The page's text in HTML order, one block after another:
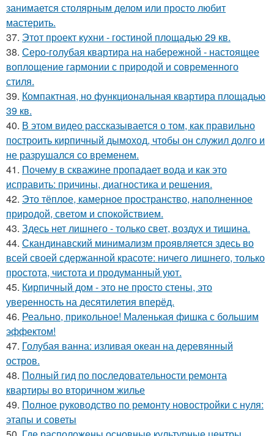
занимается столярным делом или просто любит
мастерить.
37. Этот проект кухни - гостиной площадью 29 кв.
38. Серо-голубая квартира на набережной - настоящее
воплощение гармонии с природой и современного
стиля.
39. Компактная, но функциональная квартира площадью
39 кв.
40. В этом видео рассказывается о том, как правильно
построить кирпичный дымоход, чтобы он служил долго и
не разрушался со временем.
41. Почему в скважине пропадает вода и как это
исправить: причины, диагностика и решения.
42. Это тёплое, камерное пространство, наполненное
природой, светом и спокойствием.
43. Здесь нет лишнего - только свет, воздух и тишина.
44. Скандинавский минимализм проявляется здесь во
всей своей сдержанной красоте: ничего лишнего, только
простота, чистота и продуманный уют.
45. Кирпичный дом - это не просто стены, это
уверенность на десятилетия вперёд.
46. Реально, прикольное! Маленькая фишка с большим
эффектом!
47. Голубая ванна: изливая океан на деревянный
остров.
48. Полный гид по последовательности ремонта
квартиры во вторичном жилье
49. Полное руководство по ремонту новостройки с нуля:
этапы и советы